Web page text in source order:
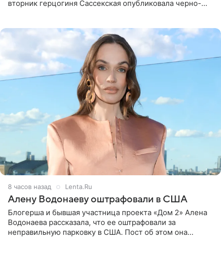
вторник герцогиня Сассекская опубликовала черно-
8 часов назад Lenta.Ru
Алену Водонаеву оштрафовали в США
Блогерша и бывшая участница проекта «Дом 2» Алена
Водонаева рассказала, что ее оштрафовали за
неправильную парковку в США. Пост об этом она